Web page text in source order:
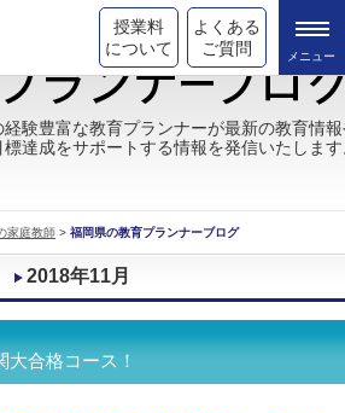
授業料
について
よくある
ご質問
験豊富な教育プランナーが最新の教育情
標達成をサポートする情報を発信いたしま
家庭教師 > 福岡県の教育プランナーブログ
2018年11月
大合格コース！